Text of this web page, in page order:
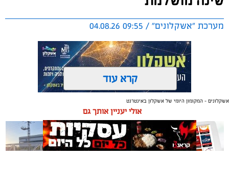
מערכת "אשקלונים" / 09:55 04.08.26
תגים:טקסטיל, חדר שינה, שינה
תכנון נכון של חדר השינה משפיע באופן ישיר על איכות
המנוחה, על רמות האנרגיה בבוקר ועל התחושה הכללית
קרא עוד
אשקלונים - המקומון היומי של אשקלון באינטרנט
אולי יעניין אותך גם